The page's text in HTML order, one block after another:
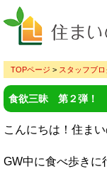
TOPページ > スタッフブロ
食欲三昧 第２弾！
こんにちは！住ま
GW中に食べ歩きに